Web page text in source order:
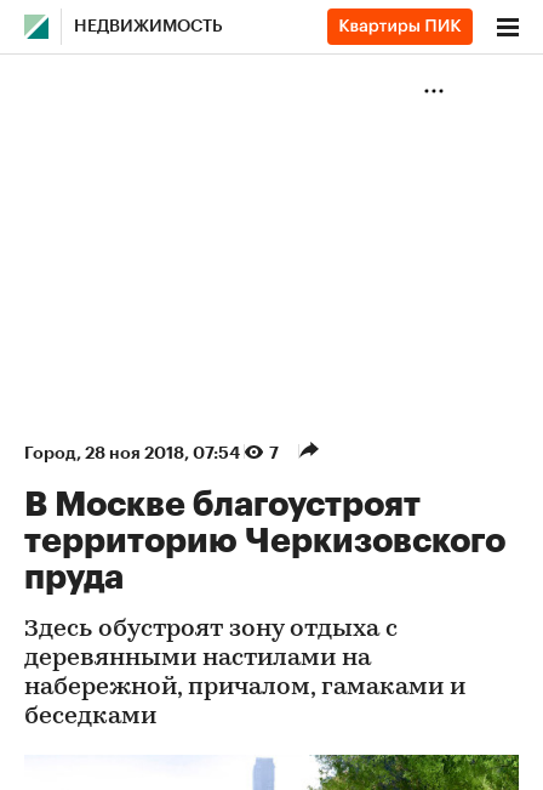
НЕДВИЖИМОСТЬ
Город⁠, 28 ноя 2018, 07:54 7
В Москве благоустроят
территорию Черкизовского
пруда
Здесь обустроят зону отдыха с
деревянными настилами на
набережной, причалом, гамаками и
беседками